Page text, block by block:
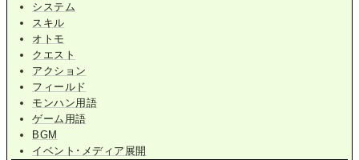
システム
スキル
オトモ
クエスト
アクション
フィールド
モンハン用語
ゲーム用語
BGM
イベント･メディア展開